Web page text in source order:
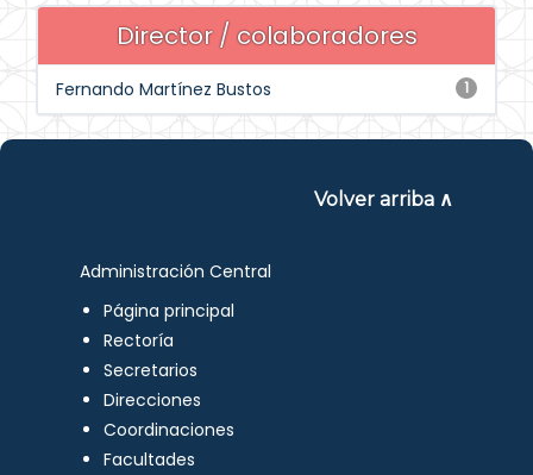
Director / colaboradores
1
Fernando Martínez Bustos
Volver arriba ∧
Administración Central
Página principal
Rectoría
Secretarios
Direcciones
Coordinaciones
Facultades